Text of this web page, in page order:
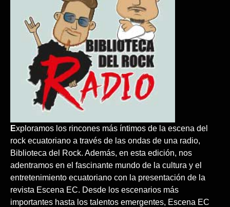
Exploramos los rincones más íntimos de la escena del
rock ecuatoriano a través de las ondas de una radio,
Biblioteca del Rock. Además, en esta edición, nos
adentramos en el fascinante mundo de la cultura y el
entretenimiento ecuatoriano con la presentación de la
revista Escena EC. Desde los escenarios más
importantes hasta los talentos emergentes, Escena EC